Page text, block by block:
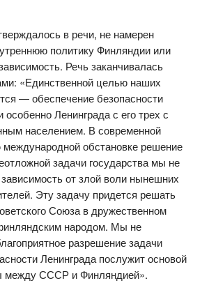
в речи, не намерен
политику Финляндии или
Речь заканчивалась
«Единственной целью наших
— обеспечение безопасности
Ленинграда с его трех с
населением. В современной
международной обстановке решение
задачи государства мы не
от злой воли нынешних
Эту задачу придется решать
Союза в дружественном
народом. Мы не
разрешение задачи
Ленинграда послужит основой
между СССР и Финляндией».